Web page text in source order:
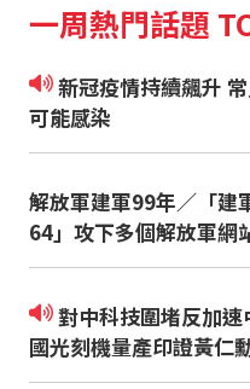
一周熱門話題
新冠疫情持續飆升 常見八大症狀 沒發燒也
可能感染
解放軍建軍99年／「建
64」攻下多個解放軍網
對中科技圍堵反加速中國科技自主？！中
國光刻機量產印證黃仁